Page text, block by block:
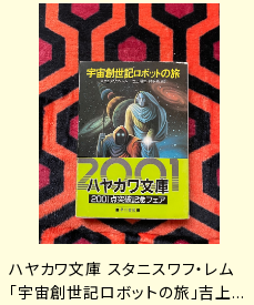
ハヤカワ文庫 スタニスワフ・レム
「宇宙創世記ロボットの旅」吉上昭